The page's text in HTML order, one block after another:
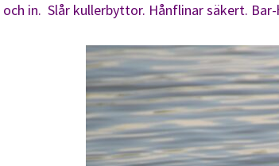
och in. Slår kullerbyttor. Hånflinar säkert.